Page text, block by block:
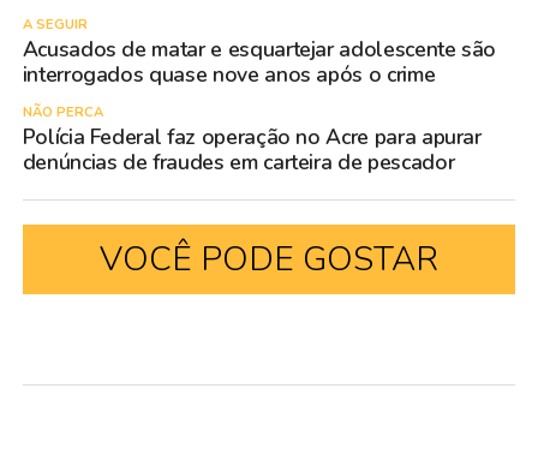
A SEGUIR
Acusados de matar e esquartejar adolescente são
interrogados quase nove anos após o crime
NÃO PERCA
Polícia Federal faz operação no Acre para apurar
denúncias de fraudes em carteira de pescador
VOCÊ PODE GOSTAR